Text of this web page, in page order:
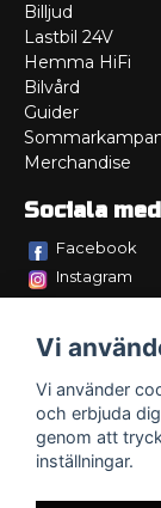
Billjud
Lastbil 24V
Hemma HiFi
Bilvård
Guider
Merchandise
Sociala
Facebook
Instagram
Vi
Vi använder
och erbjuda
genom att
inställningar.